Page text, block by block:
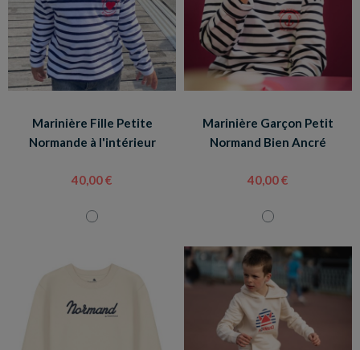
Marinière Fille Petite
Normande à l'intérieur
40,00 €
Marinière Garçon Petit
Normand Bien Ancré
40,00 €